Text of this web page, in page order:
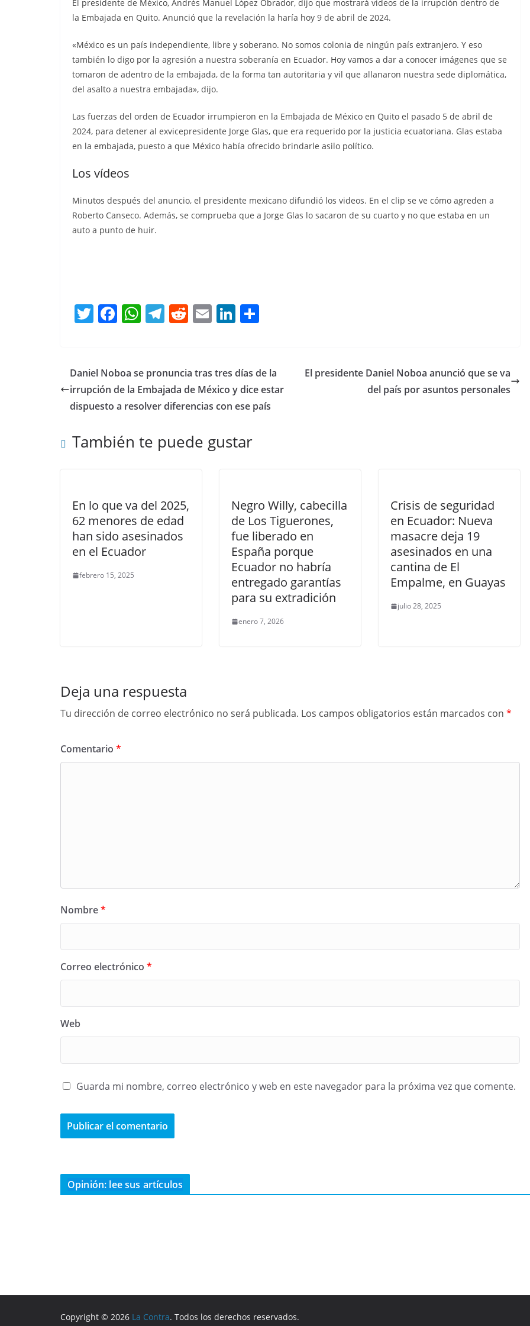
El presidente de México, Andrés Manuel López Obrador, dijo que mostrará videos de la irrupción dentro de
la Embajada en Quito. Anunció que la revelación la haría hoy 9 de abril de 2024.
«México es un país independiente, libre y soberano. No somos colonia de ningún país extranjero. Y eso
también lo digo por la agresión a nuestra soberanía en Ecuador. Hoy vamos a dar a conocer imágenes que se
tomaron de adentro de la embajada, de la forma tan autoritaria y vil que allanaron nuestra sede diplomática,
del asalto a nuestra embajada», dijo.
Las fuerzas del orden de Ecuador irrumpieron en la Embajada de México en Quito el pasado 5 de abril de
2024, para detener al exvicepresidente Jorge Glas, que era requerido por la justicia ecuatoriana. Glas estaba
en la embajada, puesto a que México había ofrecido brindarle asilo político.
Los vídeos
Minutos después del anuncio, el presidente mexicano difundió los videos. En el clip se ve cómo agreden a
Roberto Canseco. Además, se comprueba que a Jorge Glas lo sacaron de su cuarto y no que estaba en un
auto a punto de huir.
T
er
F
e
b
o
k
W
s
A
p
T
gr
a
m
R
di
t
E
l
Li
e
dI
n
p
ar
tir
Daniel Noboa se pronuncia tras tres días de la
irrupción de la Embajada de México y dice estar
dispuesto a resolver diferencias con ese país
El presidente Daniel Noboa anunció que se va
del país por asuntos personales
También te puede gustar
En lo que va del 2025,
62 menores de edad
han sido asesinados
en el Ecuador
febrero 15, 2025
Negro Willy, cabecilla
de Los Tiguerones,
fue liberado en
España porque
Ecuador no habría
entregado garantías
para su extradición
enero 7, 2026
Crisis de seguridad
en Ecuador: Nueva
masacre deja 19
asesinados en una
cantina de El
Empalme, en Guayas
julio 28, 2025
Deja una respuesta
Tu dirección de correo electrónico no será publicada. Los campos obligatorios están marcados con *
Comentario *
Nombre*
Correo electrónico *
Web
Guarda mi nombre, correo electrónico y web en este navegador para la próxima vez que comente.
menos 13 privados de
septiembre 25, 2025
Opinión: lee sus artículos
Copyright © 2026 La Contra. Todos los derechos reservados.